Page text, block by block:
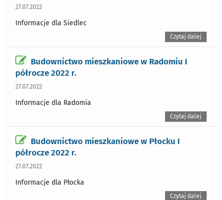
27.07.2022
Informacje dla Siedlec
Czytaj dalej
Budownictwo mieszkaniowe w Radomiu I
półrocze 2022 r.
27.07.2022
Informacje dla Radomia
Czytaj dalej
Budownictwo mieszkaniowe w Płocku I
półrocze 2022 r.
27.07.2022
Informacje dla Płocka
Czytaj dalej